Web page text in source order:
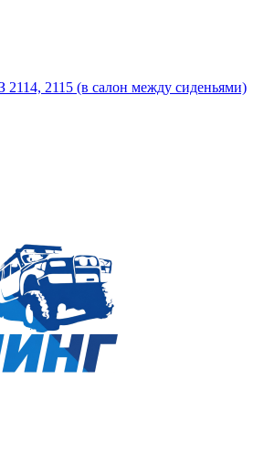
2115 (в салон между сиденьями)